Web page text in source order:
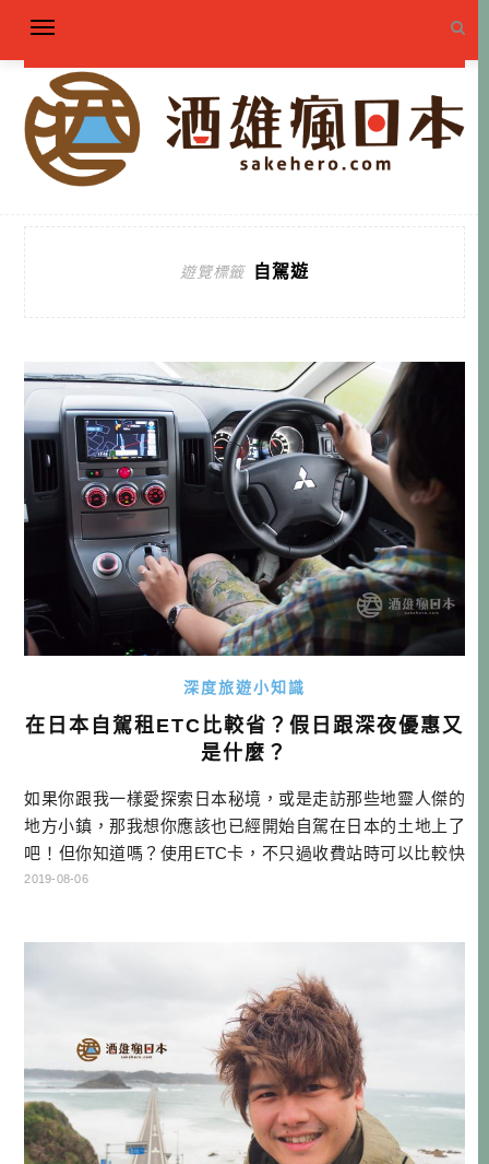
遊覽標籤 自駕遊
深度旅遊小知識
在日本自駕租ETC比較省？假日跟深夜優惠又
是什麼？
如果你跟我一樣愛探索日本秘境，或是走訪那些地靈人傑的
地方小鎮，那我想你應該也已經開始自駕在日本的土地上了
吧！但你知道嗎？使用ETC卡，不只過收費站時可以比較快
速，還可以省錢？本文將帶你了解日本ETC卡的優惠。 本文
時期可 […]…
2019-08-06